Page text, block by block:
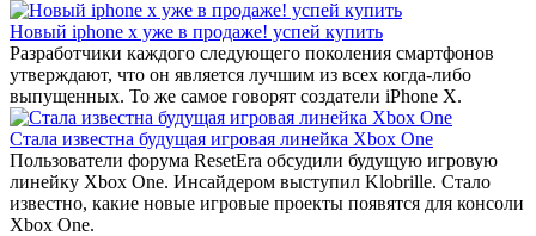
Новый iphone x уже в продаже! успей купить
Разработчики каждого следующего поколения смартфонов
утверждают, что он является лучшим из всех когда-либо
выпущенных. То же самое говорят создатели iPhone X.
Стала известна будущая игровая линейка Xbox One
Пользователи форума ResetEra обсудили будущую игровую
линейку Xbox One. Инсайдером выступил Klobrille. Стало
известно, какие новые игровые проекты появятся для консоли
Xbox One.